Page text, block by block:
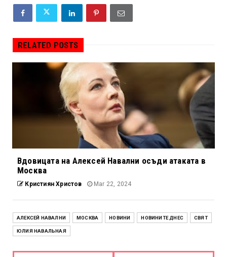
RELATED POSTS
Вдовицата на Алексей Навални осъди атаката в
Москва
Кристиян Христов Mar 22, 2024
АЛЕКСЕЙ НАВАЛНИ МОСКВА НОВИНИ НОВИНИТЕ ДНЕС СВЯТ
ЮЛИЯ НАВАЛЬНАЯ